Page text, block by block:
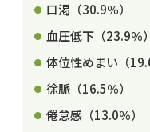
口渇（30.9％）
血圧低下（23.9％）
体位性めまい（
徐脈（16.5％）
倦怠感（13.0％）